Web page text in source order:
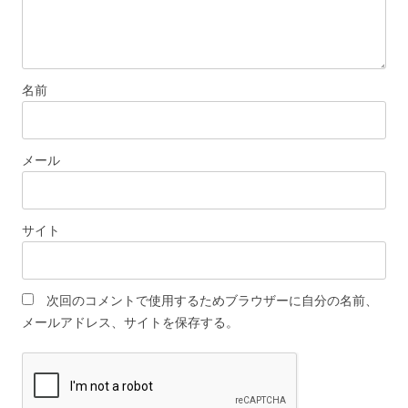
名前
メール
サイト
次回のコメントで使用するためブラウザーに自分の名前、
メールアドレス、サイトを保存する。